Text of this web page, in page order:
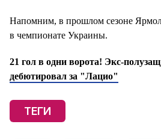
Напомним, в прошлом сезоне
в чемпионате Украины.
21 гол в одни ворота! Экс-
дебютировал за "Лацио"
ТЕГИ